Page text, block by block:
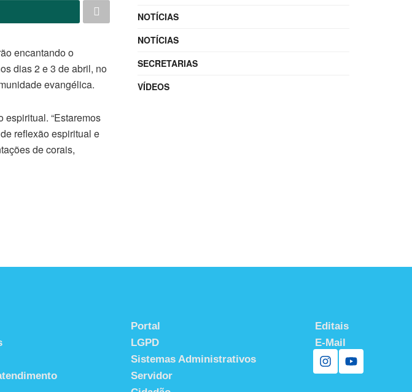
encantando o
dias 2 e 3 de abril, no
evangélica.
“Estaremos
reflexão espiritual e
de corais,
NOTÍCIAS
NOTÍCIAS
SECRETARIAS
VÍDEOS
Portal
LGPD
Sistemas Administrativos
Servidor
Editais
E-Mail